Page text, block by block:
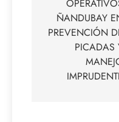
entradas
ÑANDUBAY
PREVENCIÓN
PICADAS